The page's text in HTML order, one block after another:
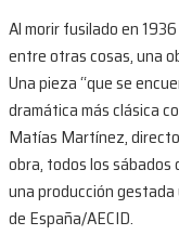
Al morir fusilado en
entre otras cosas, una
Una pieza “que se
dramática más clásica
Matías Martínez,
obra, todos los sábados
una producción
de España/AECID.